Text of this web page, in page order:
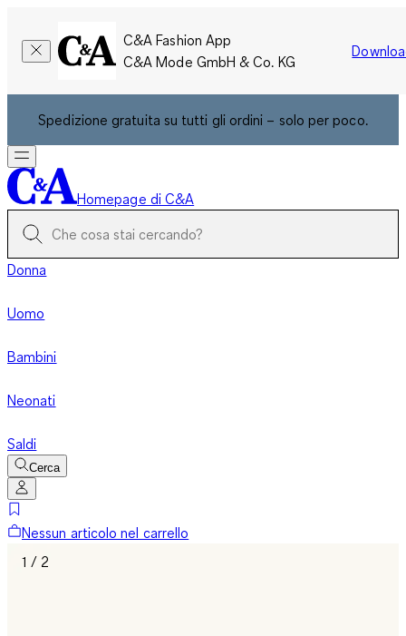
C&A Fashion App
C&A Mode GmbH & Co. KG
Spedizione gratuita su tutti gli ordini – solo per poco.
Homepage di C&A
Donna
Uomo
Bambini
Neonati
Saldi
Cerca
Nessun articolo nel carrello
1 / 2